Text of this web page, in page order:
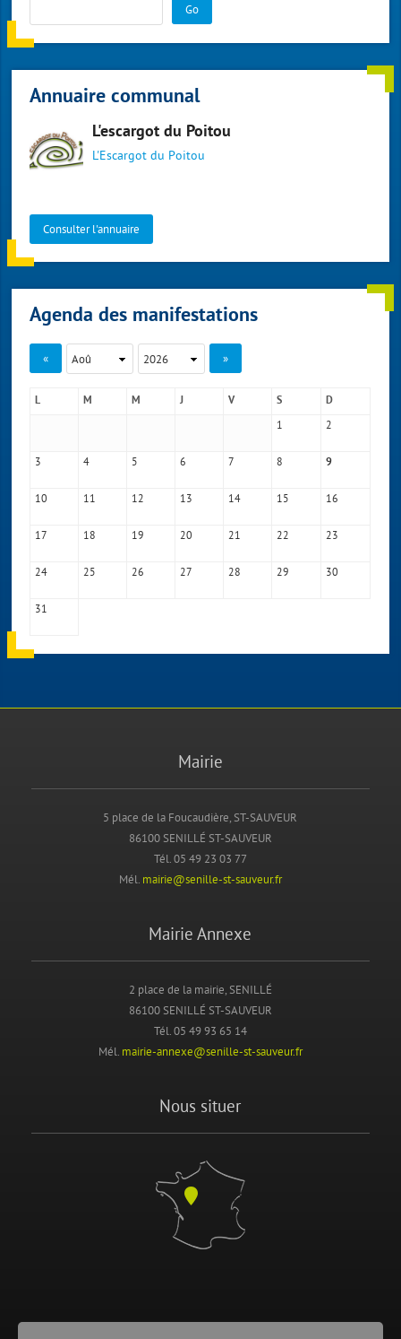
Go
Annuaire communal
L'escargot du Poitou
L'Escargot du Poitou
Consulter l'annuaire
Agenda des manifestations
« »
L M M J V S D
1 2
3 4 5 6 7 8 9
10 11 12 13 14 15 16
17 18 19 20 21 22 23
24 25 26 27 28 29 30
31
Mairie
5 place de la Foucaudière, ST-SAUVEUR
86100 SENILLÉ ST-SAUVEUR
Tél. 05 49 23 03 77
Mél. mairie@senille-st-sauveur.fr
Mairie Annexe
2 place de la mairie, SENILLÉ
86100 SENILLÉ ST-SAUVEUR
Tél. 05 49 93 65 14
Mél. mairie-annexe@senille-st-sauveur.fr
Nous situer